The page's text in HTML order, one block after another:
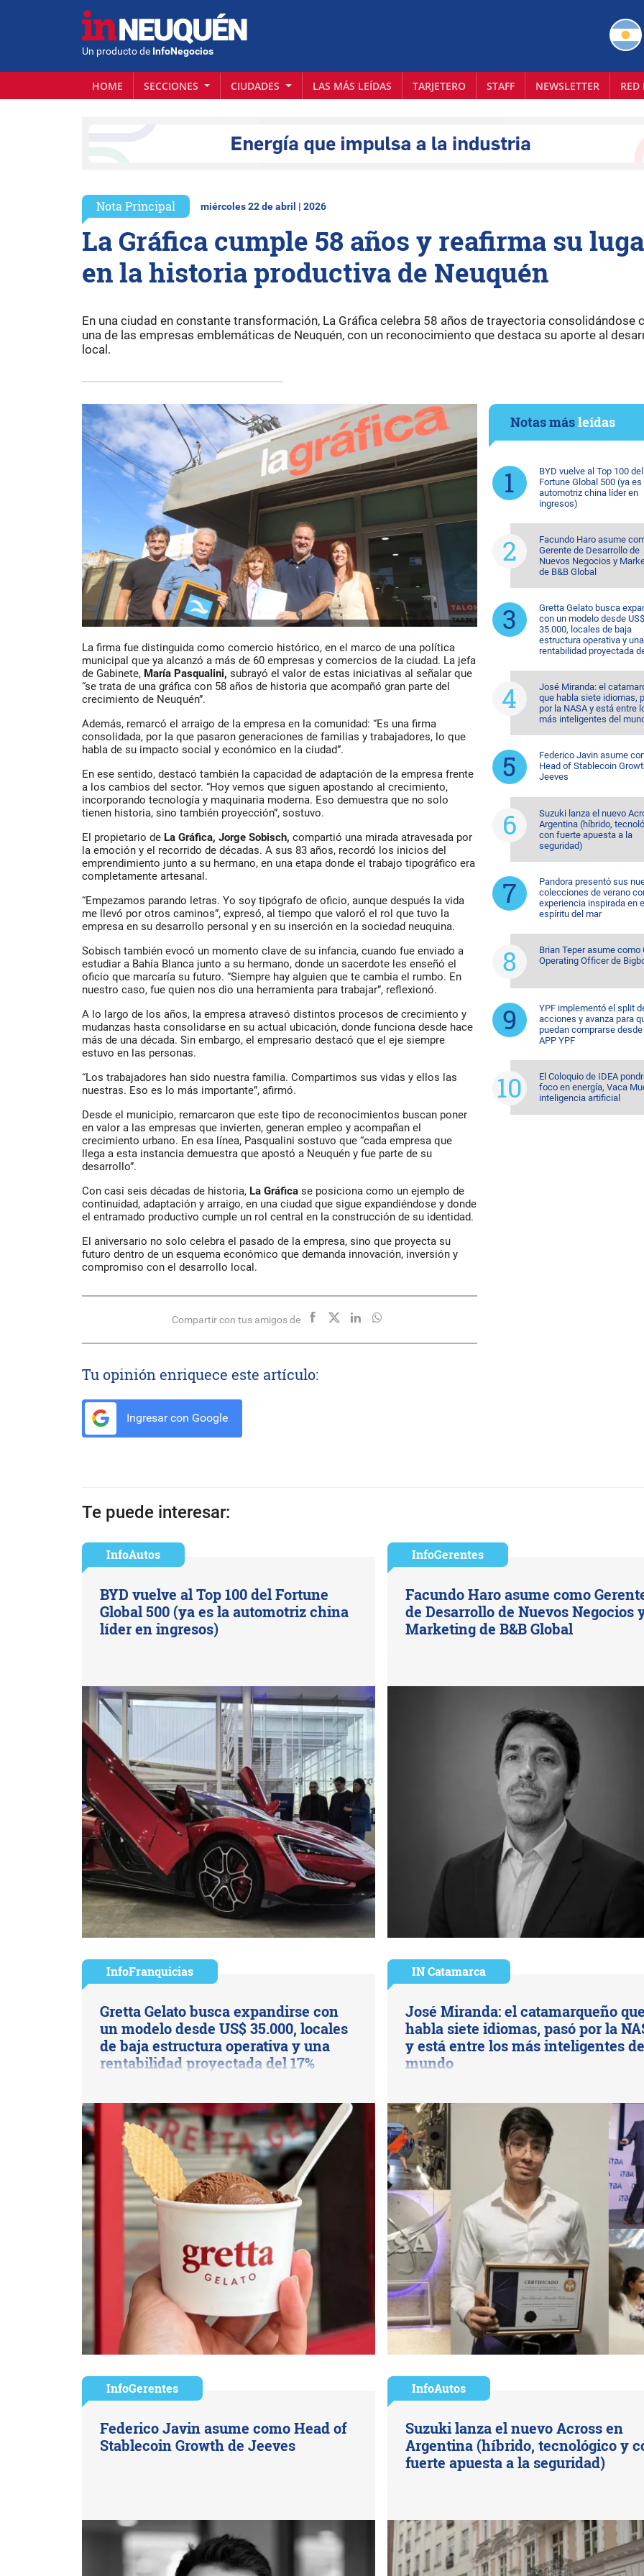
Un producto de InfoNegocios
HOME SECCIONES CIUDADES LAS MÁS LEÍDAS TARJETERO STAFF NEWSLETTER
Nota Principal miércoles 22 de abril | 2026
La Gráfica cumple 58 años y reafirma su
en la historia productiva de Neuquén
En una ciudad en constante transformación, La Gráfica celebra 58 años de trayectoria consolidándose
una de las empresas emblemáticas de Neuquén, con un reconocimiento que destaca su aporte al
local.
La firma fue distinguida como comercio histórico, en el marco de una política
municipal que ya alcanzó a más de 60 empresas y comercios de la ciudad. La jefa
de Gabinete, María Pasqualini, subrayó el valor de estas iniciativas al señalar que
“se trata de una gráfica con 58 años de historia que acompañó gran parte del
crecimiento de Neuquén”.
Además, remarcó el arraigo de la empresa en la comunidad: “Es una firma
consolidada, por la que pasaron generaciones de familias y trabajadores, lo que
habla de su impacto social y económico en la ciudad”.
En ese sentido, destacó también la capacidad de adaptación de la empresa frente
a los cambios del sector. “Hoy vemos que siguen apostando al crecimiento,
incorporando tecnología y maquinaria moderna. Eso demuestra que no solo
tienen historia, sino también proyección”, sostuvo.
El propietario de La Gráfica, Jorge Sobisch, compartió una mirada atravesada por
la emoción y el recorrido de décadas. A sus 83 años, recordó los inicios del
emprendimiento junto a su hermano, en una etapa donde el trabajo tipográfico era
completamente artesanal.
“Empezamos parando letras. Yo soy tipógrafo de oficio, aunque después la vida
me llevó por otros caminos”, expresó, al tiempo que valoró el rol que tuvo la
empresa en su desarrollo personal y en su inserción en la sociedad neuquina.
Sobisch también evocó un momento clave de su infancia, cuando fue enviado a
estudiar a Bahía Blanca junto a su hermano, donde un sacerdote les enseñó el
oficio que marcaría su futuro. “Siempre hay alguien que te cambia el rumbo. En
nuestro caso, fue quien nos dio una herramienta para trabajar”, reflexionó.
A lo largo de los años, la empresa atravesó distintos procesos de crecimiento y
mudanzas hasta consolidarse en su actual ubicación, donde funciona desde hace
más de una década. Sin embargo, el empresario destacó que el eje siempre
estuvo en las personas.
“Los trabajadores han sido nuestra familia. Compartimos sus vidas y ellos las
nuestras. Eso es lo más importante”, afirmó.
Desde el municipio, remarcaron que este tipo de reconocimientos buscan poner
en valor a las empresas que invierten, generan empleo y acompañan el
crecimiento urbano. En esa línea, Pasqualini sostuvo que “cada empresa que
llega a esta instancia demuestra que apostó a Neuquén y fue parte de su
desarrollo”.
Con casi seis décadas de historia, La Gráfica se posiciona como un ejemplo de
continuidad, adaptación y arraigo, en una ciudad que sigue expandiéndose y donde
el entramado productivo cumple un rol central en la construcción de su identidad.
El aniversario no solo celebra el pasado de la empresa, sino que proyecta su
futuro dentro de un esquema económico que demanda innovación, inversión y
compromiso con el desarrollo local.
Compartir con tus amigos de
Tu opinión enriquece este artículo:
Ingresar con Google
Notas másleídas
BYD vuelve al Top 100 del
Fortune Global 500 (ya es
automotriz china líder en
ingresos)
Facundo Haro asume
Gerente de Desarrollo de
Nuevos Negocios y
de B&B Global
Gretta Gelato busca
con un modelo desde US$
35.000, locales de baja
estructura operativa y una
rentabilidad proyectada
José Miranda: el
que habla siete idiomas,
por la NASA y está entre
más inteligentes del
Federico Javin asume
Head of Stablecoin
Jeeves
Suzuki lanza el nuevo
Argentina (híbrido,
con fuerte apuesta a la
seguridad)
Pandora presentó sus
colecciones de verano
experiencia inspirada en
espíritu del mar
Brian Teper asume como
Operating Officer de
YPF implementó el split
acciones y avanza para
puedan comprarse desde
APP YPF
El Coloquio de IDEA
foco en energía, Vaca
inteligencia artificial
Te puede interesar:
InfoAutos
BYD vuelve al Top 100 del Fortune
Global 500 (ya es la automotriz china
líder en ingresos)
InfoGerentes
Facundo Haro asume como
de Desarrollo de Nuevos Negocios
Marketing de B&B Global
InfoFranquicias
Gretta Gelato busca expandirse con
un modelo desde US$ 35.000, locales
de baja estructura operativa y una
rentabilidad proyectada del 17%
IN Catamarca
José Miranda: el catamarqueño
habla siete idiomas, pasó por la
y está entre los más inteligentes
mundo
InfoGerentes
Federico Javin asume como Head of
Stablecoin Growth de Jeeves
InfoAutos
Suzuki lanza el nuevo Across en
Argentina (híbrido, tecnológico y
fuerte apuesta a la seguridad)